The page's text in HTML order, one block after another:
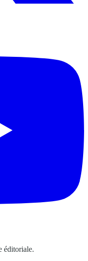
éditoriale.